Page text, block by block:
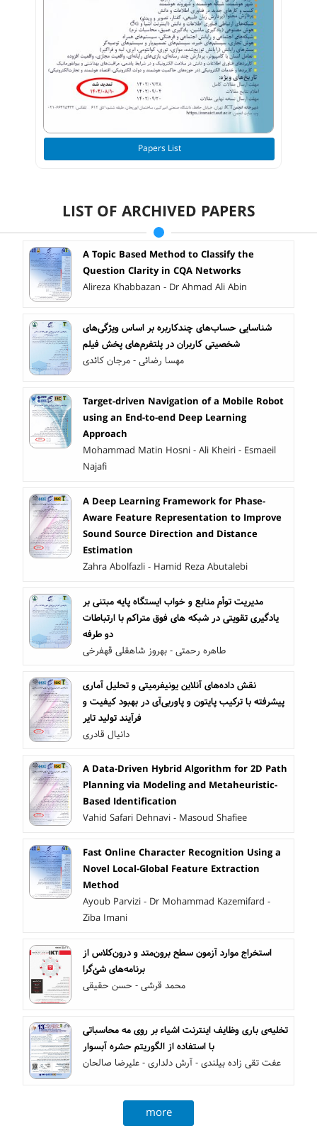
Papers List
LIST OF ARCHIVED PAPERS
A Topic Based Method to Classify the
Question Clarity in CQA Networks
Alireza Khabbazan - Dr Ahmad Ali Abin
شناسایی حساب‌های چندکاربره بر اساس ویژگی‌های
شخصیتی کاربران در پلتفرم‌های پخش فیلم
مهسا رضائی - مرجان کائدی
Target-driven Navigation of a Mobile Robot
using an End-to-end Deep Learning
Approach
Mohammad Matin Hosni - Ali Kheiri - Esmaeil
Najafi
A Deep Learning Framework for Phase-
Aware Feature Representation to Improve
Sound Source Direction and Distance
Estimation
Zahra Abolfazli - Hamid Reza Abutalebi
مدیریت توأم منابع و خواب ایستگاه پایه مبتنی بر
یادگیری تقویتی در شبکه های فوق متراکم با ارتباطات
دو طرفه
طاهره رحمتی - بهروز شاهقلی قهفرخی
نقش داده‌های آنلاین یونیفرمیتی و تحلیل آماری
پیشرفته با ترکیب پایتون و پاوربی‌آی در بهبود کیفیت و
فرآیند تولید تایر
دانیال قادری
A Data-Driven Hybrid Algorithm for 2D Path
Planning via Modeling and Metaheuristic-
Based Identification
Vahid Safari Dehnavi - Masoud Shafiee
Fast Online Character Recognition Using a
Novel Local-Global Feature Extraction
Method
Ayoub Parvizi - Dr Mohammad Kazemifard -
Ziba Imani
استخراج موارد آزمون سطح برون‌متد و درون‌کلاس از
برنامه‌های شئ‌‌گرا
محمد قرشی - حسن حقیقی
تخلیه‌ی باری وظایف اینترنت اشیاء بر روی مه محاسباتی
با استفاده از الگوریتم حشره آبسوار
عفت تقی زاده بیلندی - آرش دلداری - علیرضا صالحان
more